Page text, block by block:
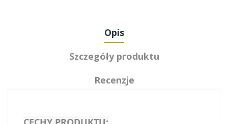
Opis
Szczegóły produktu
Recenzje